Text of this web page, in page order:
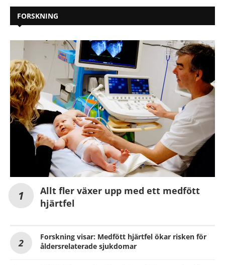
FORSKNING
Allt fler växer upp med ett medfött
hjärtfel
Forskning visar: Medfött hjärtfel ökar risken för
åldersrelaterade sjukdomar